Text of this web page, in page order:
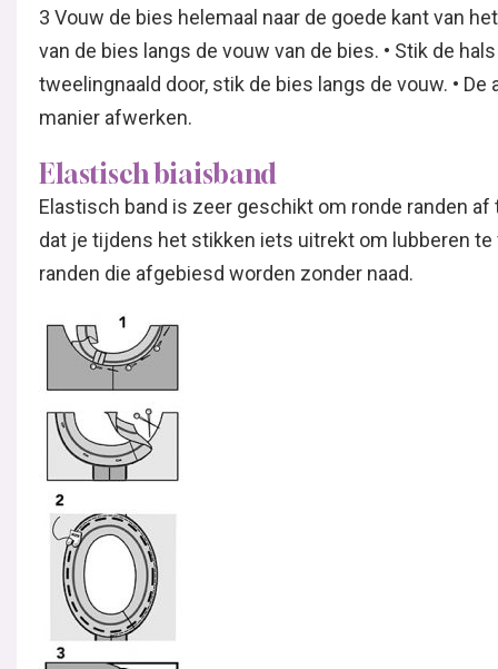
3 Vouw de bies helemaal naar de goede kant van
van de bies langs de vouw van de bies. • Stik de
tweelingnaald door, stik de bies langs de vouw. •
manier afwerken.
Elastisch biaisband
Elastisch band is zeer geschikt om ronde randen
dat je tijdens het stikken iets uitrekt om lubberen te
randen die afgebiesd worden zonder naad.